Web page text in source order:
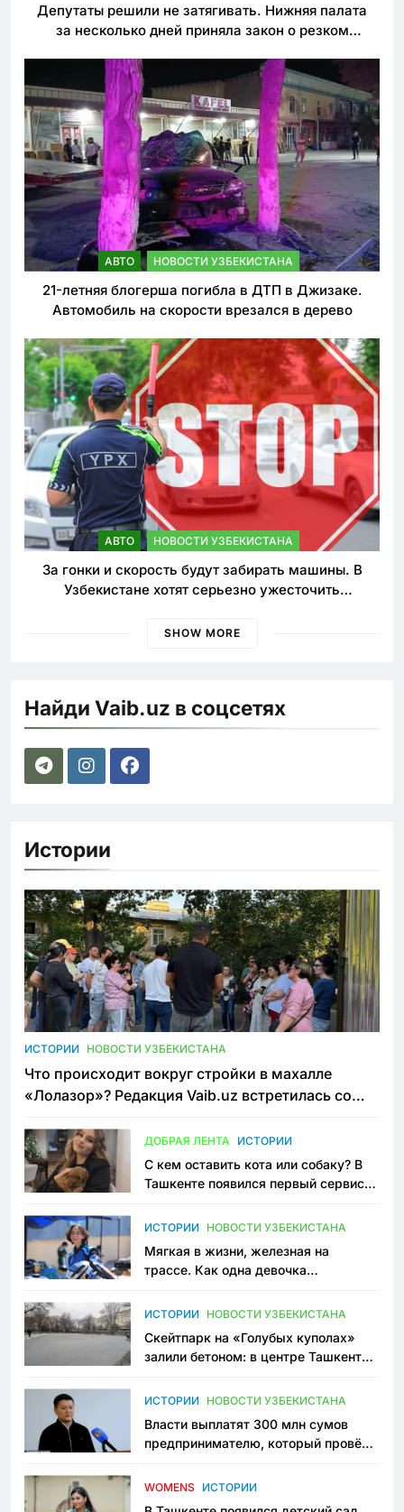
Депутаты решили не затягивать. Нижняя палата
за несколько дней приняла закон о резком
АВТО НОВОСТИ УЗБЕКИСТАНА
21-летняя блогерша погибла в ДТП в Джизаке.
Автомобиль на скорости врезался в дерево
АВТО НОВОСТИ УЗБЕКИСТАНА
За гонки и скорость будут забирать машины. В
Узбекистане хотят серьезно ужесточить
SHOW MORE
Найди Vaib.uz в соцсетях
Истории
ИСТОРИИ НОВОСТИ УЗБЕКИСТАНА
Что происходит вокруг стройки в махалле
«Лолазор»? Редакция Vaib.uz встретилась со
ДОБРАЯ ЛЕНТА ИСТОРИИ
С кем оставить кота или собаку? В
Ташкенте появился первый сервис
ИСТОРИИ НОВОСТИ УЗБЕКИСТАНА
Мягкая в жизни, железная на
трассе. Как одна девочка
Узбекистане
ИСТОРИИ НОВОСТИ УЗБЕКИСТАНА
Скейтпарк на «Голубых куполах»
залили бетоном: в центре Ташкента
пространство
ИСТОРИИ НОВОСТИ УЗБЕКИСТАНА
Власти выплатят 300 млн сумов
предпринимателю, который провёл
приговору
WOMENS ИСТОРИИ